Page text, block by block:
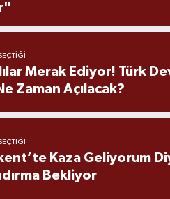
Merak Ediyor! Türk
Zaman Açılacak?
Kaza Geliyorum
Bekliyor